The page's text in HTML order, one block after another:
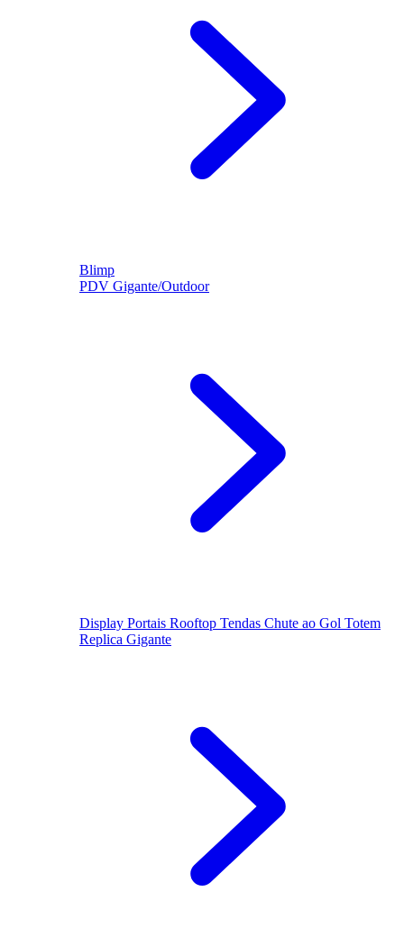
Blimp
PDV Gigante/Outdoor
Display Portais Rooftop Tendas Chute ao Gol Totem
Replica Gigante